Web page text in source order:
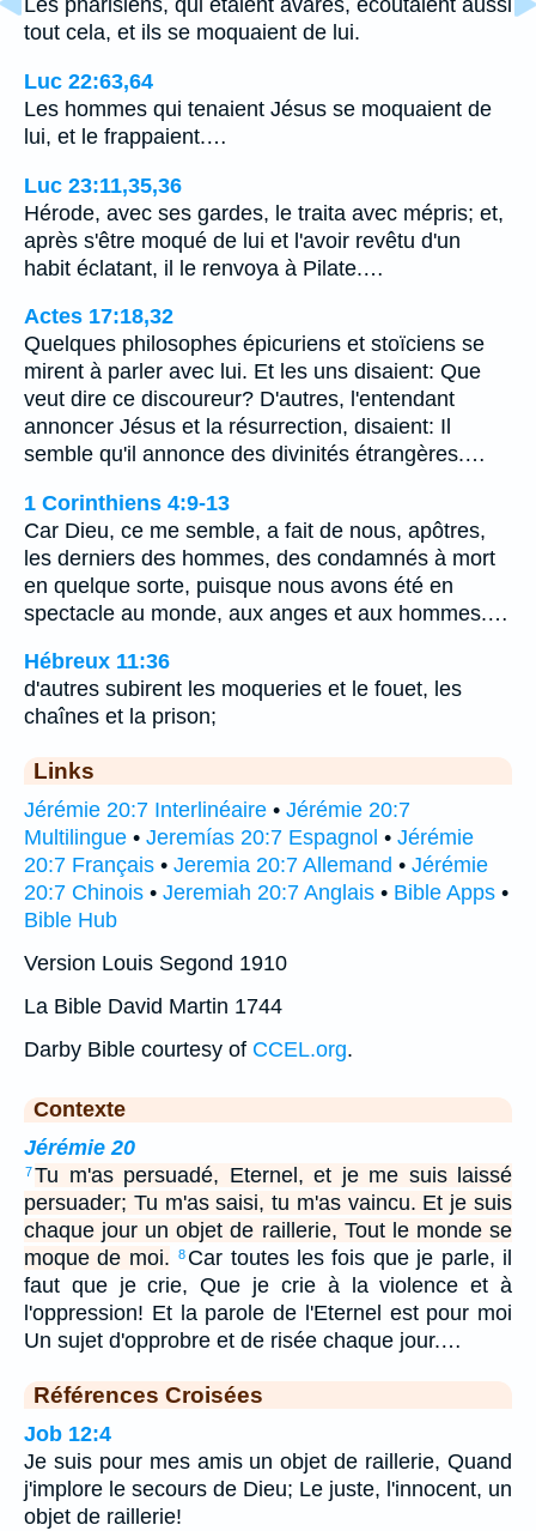
Les pharisiens, qui étaient avares, écoutaient aussi
tout cela, et ils se moquaient de lui.
Luc 22:63,64
Les hommes qui tenaient Jésus se moquaient de
lui, et le frappaient.…
Luc 23:11,35,36
Hérode, avec ses gardes, le traita avec mépris; et,
après s'être moqué de lui et l'avoir revêtu d'un
habit éclatant, il le renvoya à Pilate.…
Actes 17:18,32
Quelques philosophes épicuriens et stoïciens se
mirent à parler avec lui. Et les uns disaient: Que
veut dire ce discoureur? D'autres, l'entendant
annoncer Jésus et la résurrection, disaient: Il
semble qu'il annonce des divinités étrangères.…
1 Corinthiens 4:9-13
Car Dieu, ce me semble, a fait de nous, apôtres,
les derniers des hommes, des condamnés à mort
en quelque sorte, puisque nous avons été en
spectacle au monde, aux anges et aux hommes.…
Hébreux 11:36
d'autres subirent les moqueries et le fouet, les
chaînes et la prison;
Links
Jérémie 20:7 Interlinéaire • Jérémie 20:7
Multilingue • Jeremías 20:7 Espagnol • Jérémie
20:7 Français • Jeremia 20:7 Allemand • Jérémie
20:7 Chinois • Jeremiah 20:7 Anglais • Bible Apps •
Bible Hub
Version Louis Segond 1910
La Bible David Martin 1744
Darby Bible courtesy of CCEL.org.
Contexte
Jérémie 20
7Tu m'as persuadé, Eternel, et je me suis laissé
persuader; Tu m'as saisi, tu m'as vaincu. Et je suis
chaque jour un objet de raillerie, Tout le monde se
moque de moi.
8 Car toutes les fois que je parle, il
faut que je crie, Que je crie à la violence et à
l'oppression! Et la parole de l'Eternel est pour moi
Un sujet d'opprobre et de risée chaque jour.…
Références Croisées
Job 12:4
Je suis pour mes amis un objet de raillerie, Quand
j'implore le secours de Dieu; Le juste, l'innocent, un
objet de raillerie!